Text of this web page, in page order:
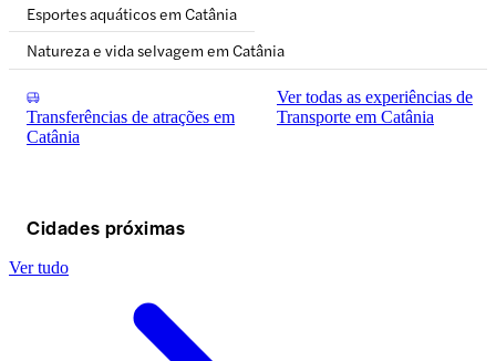
Esportes aquáticos em Catânia
Natureza e vida selvagem em Catânia
Transferências de atrações em
Catânia
Ver todas as experiências de
Transporte em Catânia
Cidades próximas
Ver tudo